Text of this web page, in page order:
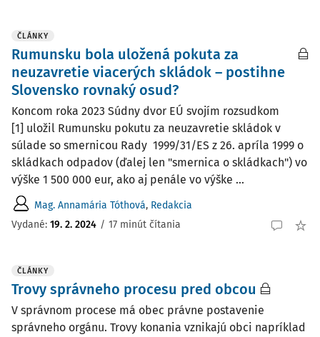
ČLÁNKY
Rumunsku bola uložená pokuta za
neuzavretie viacerých skládok – postihne
Slovensko rovnaký osud?
Koncom roka 2023 Súdny dvor EÚ svojím rozsudkom
[1] uložil Rumunsku pokutu za neuzavretie skládok v
súlade so smernicou Rady 1999/31/ES z 26. apríla 1999 o
skládkach odpadov (ďalej len "smernica o skládkach") vo
výške 1 500 000 eur, ako aj penále vo výške ...
Mag. Annamária Tóthová, Redakcia
Vydané: 19. 2. 2024 / 17 minút čítania
ČLÁNKY
Trovy správneho procesu pred obcou
V správnom procese má obec právne postavenie
správneho orgánu. Trovy konania vznikajú obci napríklad